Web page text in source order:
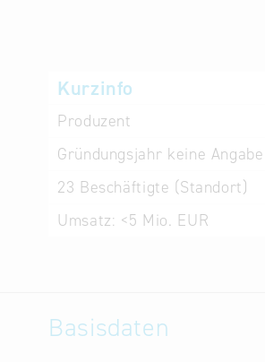
Kurzinfo
Produzent
Gründungsjahr keine Angabe
23 Beschäftigte (Standort)
Umsatz: <5 Mio. EUR
Basisdaten